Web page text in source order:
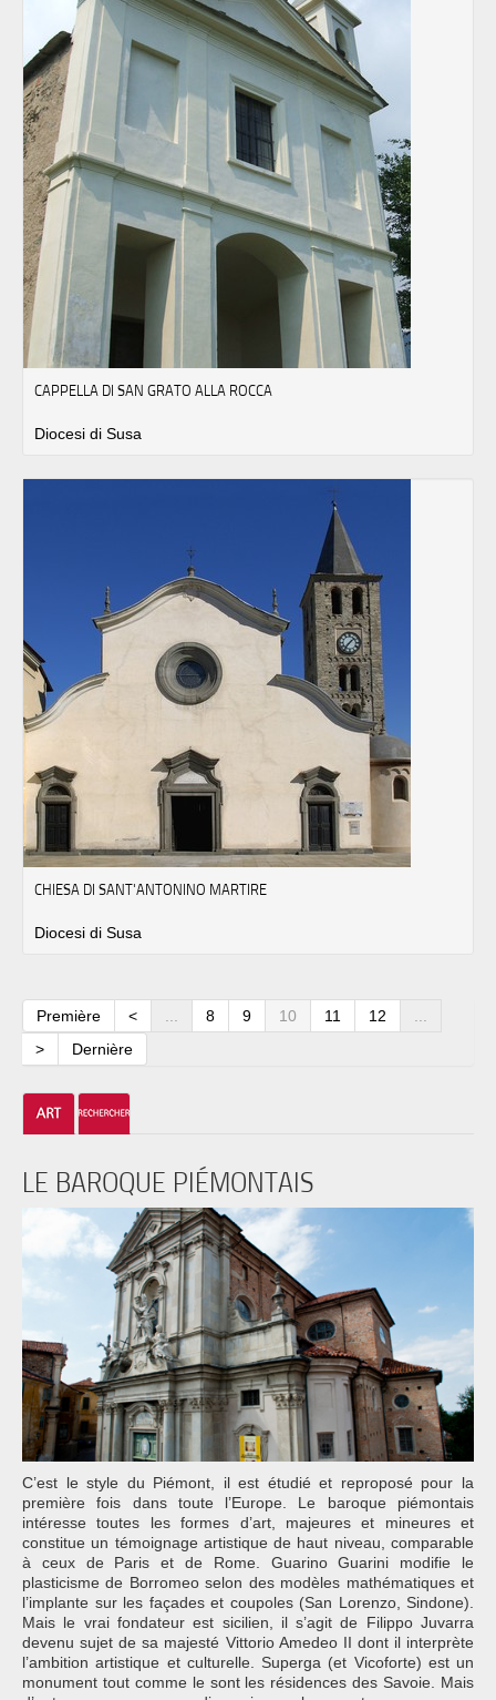
CAPPELLA DI SAN GRATO ALLA ROCCA
Diocesi di Susa
CHIESA DI SANT'ANTONINO MARTIRE
Diocesi di Susa
Première < ... 8 9 10 11 12
...
>
Dernière
LE BAROQUE PIÉMONTAIS
C’est le style du Piémont, il est étudié et reproposé pour la
première fois dans toute l’Europe. Le baroque piémontais
intéresse toutes les formes d’art, majeures et mineures et
constitue un témoignage artistique de haut niveau, comparable
à ceux de Paris et de Rome. Guarino Guarini modifie le
plasticisme de Borromeo selon des modèles mathématiques et
l’implante sur les façades et coupoles (San Lorenzo, Sindone).
Mais le vrai fondateur est sicilien, il s’agit de Filippo Juvarra
devenu sujet de sa majesté Vittorio Amedeo II dont il interprète
l’ambition artistique et culturelle. Superga (et Vicoforte) est un
monument tout comme le sont les résidences des Savoie. Mais